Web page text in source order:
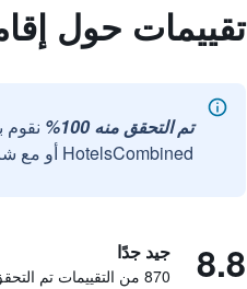
تقييمات حول
تم التحقق منه 100%
HotelsCombined أو مع شركائنا الخارجيين الموثوقين.
8.8 جيد جدًا
870 من التقييمات تم التحقق منها